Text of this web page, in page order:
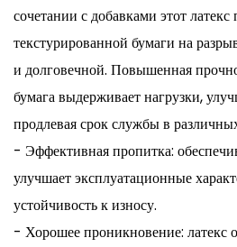
сочетании с добавками этот
текстурированной бумаги на
и долговечной. Повышенная
бумага выдерживает нагрузки,
продлевая срок службы в
- Эффективная пропитка:
улучшает эксплуатационные
устойчивость к износу.
- Хорошее проникновение: латекс